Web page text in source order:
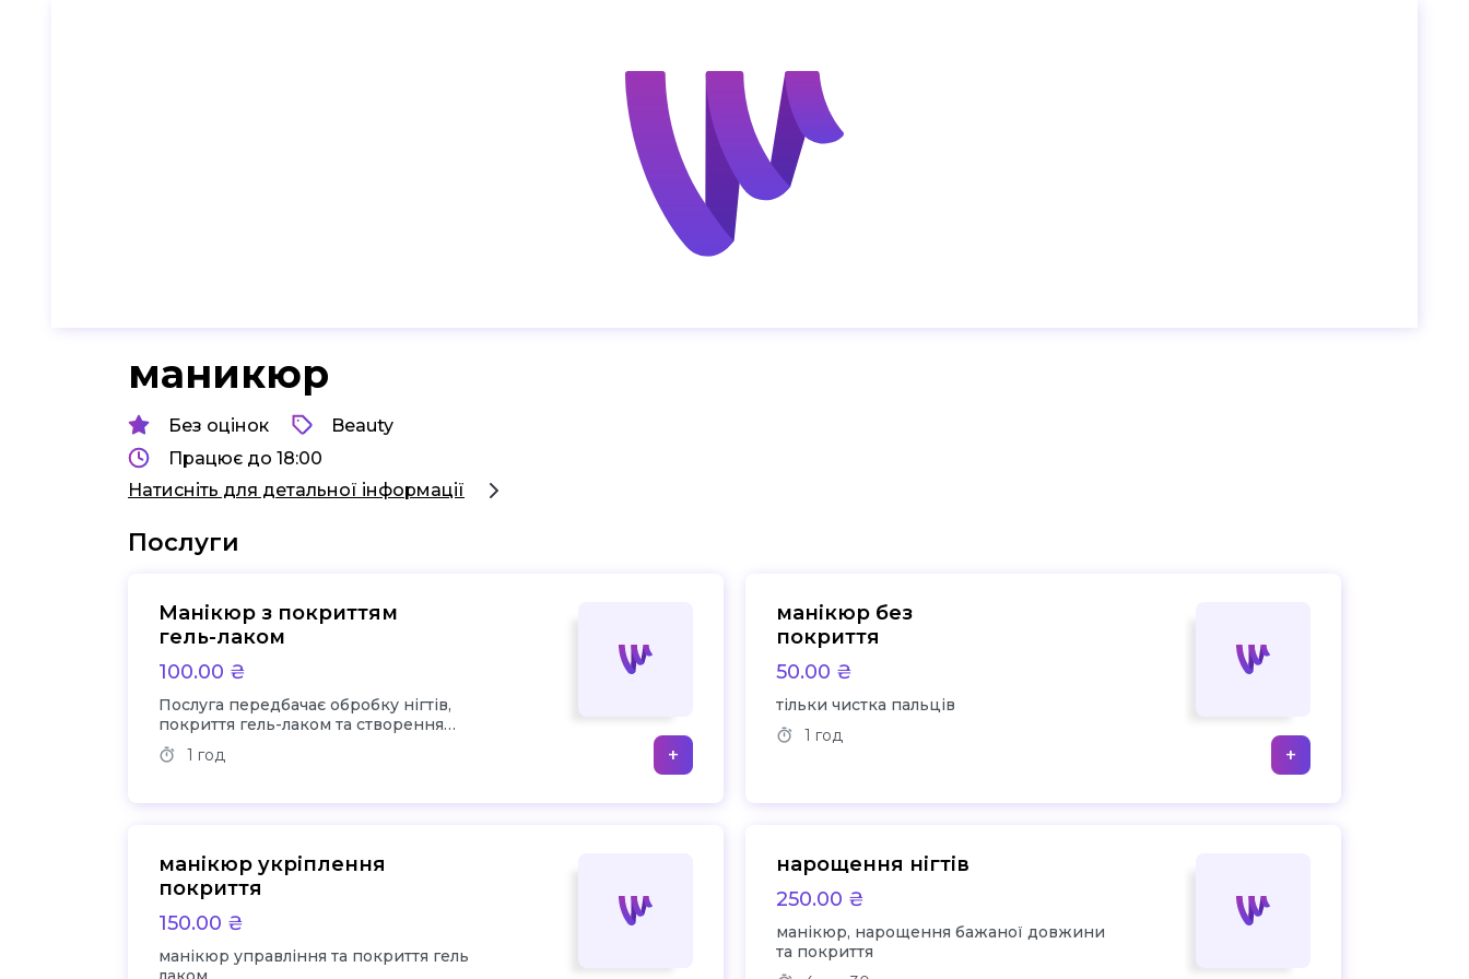
маникюр
Без оцінок
Beauty
Працює до 18:00
Натисніть для детальної інформації
Послуги
Манікюр з покриттям
гель-лаком
100.00 ₴
Послуга передбачає обробку нігтів,
покриття гель-лаком та створення
дизайну.
1 год +
манікюр без
покриття
50.00 ₴
тільки чистка пальців
1 год
+
манікюр укріплення
покриття
150.00 ₴
манікюр управління та покриття гель
нарощення нігтів
250.00 ₴
манікюр, нарощення бажаної довжини
та покриття